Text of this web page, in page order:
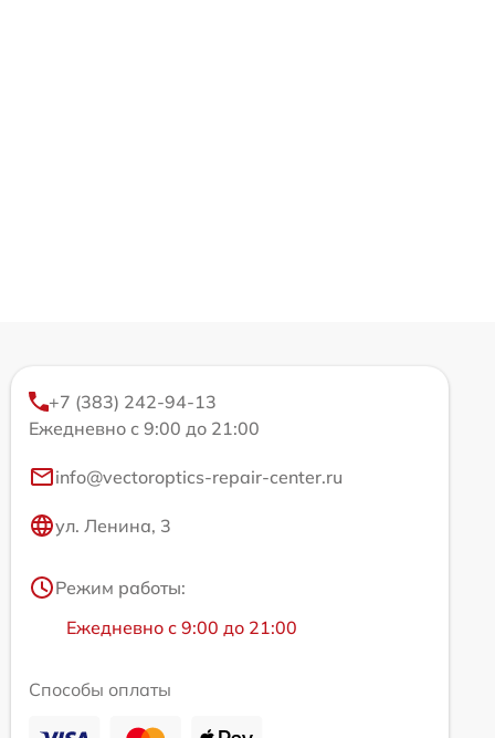
+7 (383) 242-94-13
Ежедневно с 9:00 до 21:00
info@vectoroptics-repair-center.ru
ул. Ленина, 3
Режим работы:
Ежедневно с 9:00 до 21:00
Способы оплаты